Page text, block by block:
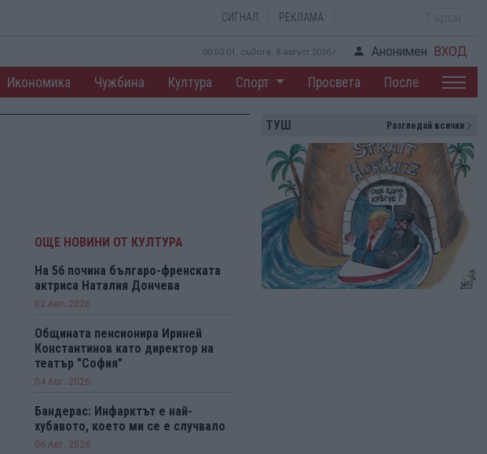
СИГНАЛ РЕКЛАМА
00:53:01, събота, 8 август 2026 г. Анонимен ВХОД
Икономика Чужбина Култура Спорт Просвета После
ОЩЕ НОВИНИ ОТ КУЛТУРА
На 56 почина българо-френската
актриса Наталия Дончева
02 Авг. 2026
Общината пенсионира Ириней
Константинов като директор на
театър "София"
04 Авг. 2026
Бандерас: Инфарктът е най-
хубавото, което ми се е случвало
06 Авг. 2026
ТУШ Разгледай всички